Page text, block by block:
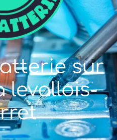
sur
levallois-